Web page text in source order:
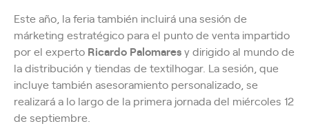
Este año, la feria también incluirá una sesión de
márketing estratégico para el punto de venta impartido
por el experto Ricardo Palomaresy dirigido al mundo de
la distribución y tiendas de textilhogar. La sesión, que
incluye también asesoramiento personalizado, se
realizará a lo largo de la primera jornada del miércoles 12
de septiembre.